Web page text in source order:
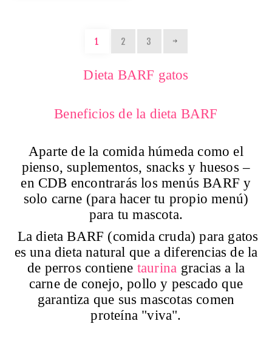
1 2 3
Dieta BARF gatos
Beneficios de la dieta BARF
Aparte de la comida húmeda como el
pienso, suplementos, snacks y huesos –
en CDB encontrarás los menús BARF y
solo carne (para hacer tu propio menú)
para tu mascota.
La dieta BARF (comida cruda) para gatos
es una dieta natural que a diferencias de la
de perros contiene taurina gracias a la
carne de conejo, pollo y pescado que
garantiza que sus mascotas comen
proteína "viva".